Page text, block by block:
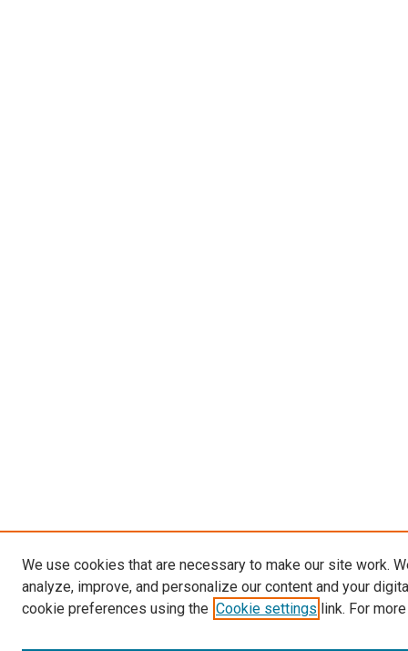
We use cookies that are necessary to make our site work.
analyze, improve, and personalize our content and your
cookie preferences using the Cookie settings link. For